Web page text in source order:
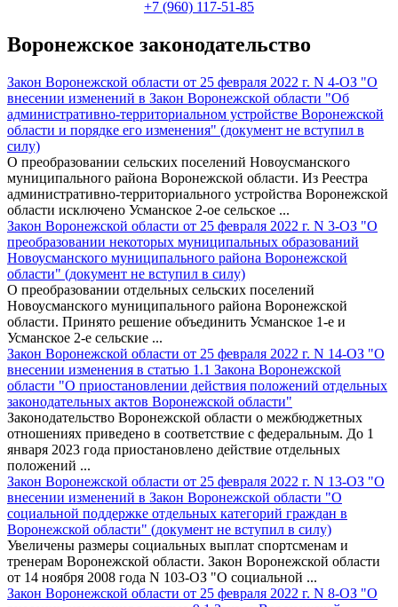
+7 (960) 117-51-85
Воронежское законодательство
Закон Воронежской области от 25 февраля 2022 г. N 4-ОЗ "О
внесении изменений в Закон Воронежской области "Об
административно-территориальном устройстве Воронежской
области и порядке его изменения" (документ не вступил в
силу)
О преобразовании сельских поселений Новоусманского
муниципального района Воронежской области. Из Реестра
административно-территориального устройства Воронежской
области исключено Усманское 2-ое сельское ...
Закон Воронежской области от 25 февраля 2022 г. N 3-ОЗ "О
преобразовании некоторых муниципальных образований
Новоусманского муниципального района Воронежской
области" (документ не вступил в силу)
О преобразовании отдельных сельских поселений
Новоусманского муниципального района Воронежской
области. Принято решение объединить Усманское 1-е и
Усманское 2-е сельские ...
Закон Воронежской области от 25 февраля 2022 г. N 14-ОЗ "О
внесении изменения в статью 1.1 Закона Воронежской
области "О приостановлении действия положений отдельных
законодательных актов Воронежской области"
Законодательство Воронежской области о межбюджетных
отношениях приведено в соответствие с федеральным. До 1
января 2023 года приостановлено действие отдельных
положений ...
Закон Воронежской области от 25 февраля 2022 г. N 13-ОЗ "О
внесении изменений в Закон Воронежской области "О
социальной поддержке отдельных категорий граждан в
Воронежской области" (документ не вступил в силу)
Увеличены размеры социальных выплат спортсменам и
тренерам Воронежской области. Закон Воронежской области
от 14 ноября 2008 года N 103-ОЗ "О социальной ...
Закон Воронежской области от 25 февраля 2022 г. N 8-ОЗ "О